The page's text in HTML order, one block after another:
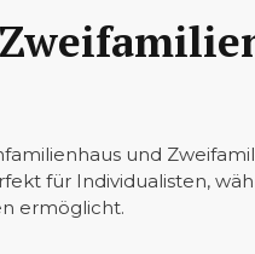
und
für Individualisten,
ermöglicht.